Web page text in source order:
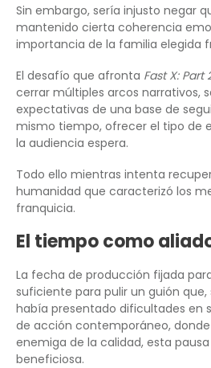
Sin embargo, sería injusto negar
mantenido cierta coherencia
importancia de la familia elegida
El desafío que afronta Fast X: Part
cerrar múltiples arcos narrativos,
expectativas de una base de
mismo tiempo, ofrecer el tipo de
la audiencia espera.
Todo ello mientras intenta
humanidad que caracterizó los
franquicia.
El tiempo como
La fecha de producción fijada
suficiente para pulir un guión que,
había presentado dificultades en
de acción contemporáneo, donde
enemiga de la calidad, esta
beneficiosa.